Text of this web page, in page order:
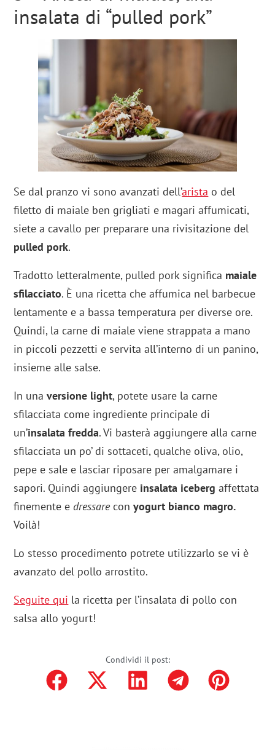
insalata di “pulled pork”
Se dal pranzo vi sono avanzati dell’arista o del
filetto di maiale ben grigliati e magari affumicati,
siete a cavallo per preparare una rivisitazione del
pulled pork.
Tradotto letteralmente, pulled pork significa maiale
sfilacciato. È una ricetta che affumica nel barbecue
lentamente e a bassa temperatura per diverse ore.
Quindi, la carne di maiale viene strappata a mano
in piccoli pezzetti e servita all’interno di un panino,
insieme alle salse.
In unaversione light, potete usare la carne
sfilacciata come ingrediente principale di
un’insalata fredda. Vi basterà aggiungere alla carne
sfilacciata un po’ di sottaceti, qualche oliva, olio,
pepe e sale e lasciar riposare per amalgamare i
sapori. Quindi aggiungere insalata iceberg affettata
finemente e dressareconyogurt bianco magro.
Voilà!
Lo stesso procedimento potrete utilizzarlo se vi è
avanzato del pollo arrostito.
Seguite qui la ricetta per l’insalata di pollo con
salsa allo yogurt!
Condividi il post: